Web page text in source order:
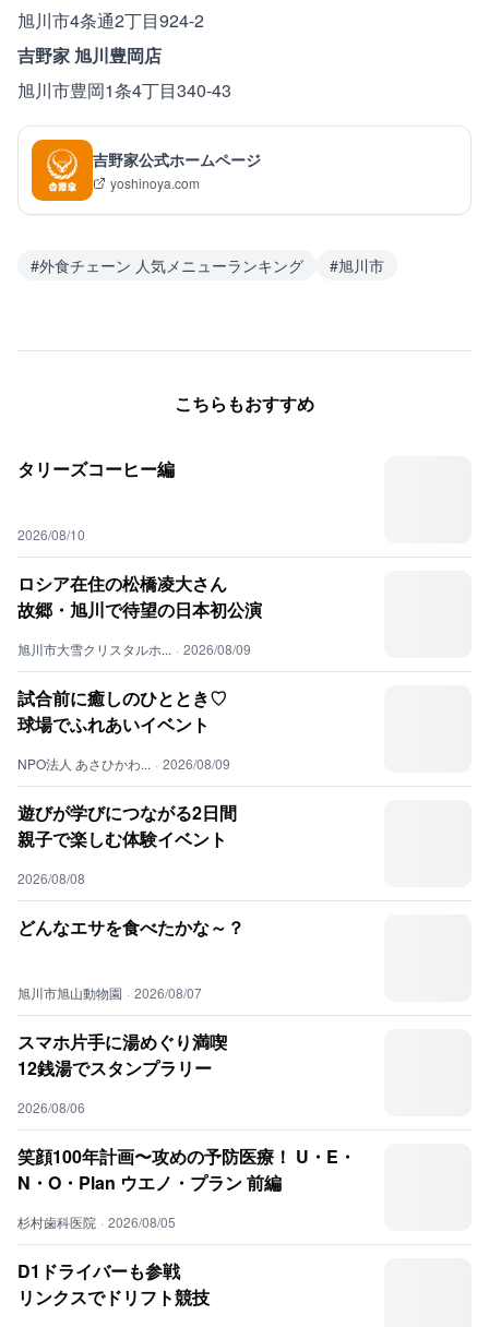
旭川市4条通2丁目924-2
吉野家 旭川豊岡店
旭川市豊岡1条4丁目340-43
吉野家公式ホームページ
yoshinoya.com
#外食チェーン 人気メニューランキング #旭川市
こちらもおすすめ
タリーズコーヒー編
2026/08/10
ロシア在住の松橋凌大さん
故郷・旭川で待望の日本初公演
旭川市大雪クリスタルホ... · 2026/08/09
試合前に癒しのひととき♡
球場でふれあいイベント
NPO法人 あさひかわ... · 2026/08/09
遊びが学びにつながる2日間
親子で楽しむ体験イベント
2026/08/08
どんなエサを食べたかな～？
旭川市旭山動物園 · 2026/08/07
スマホ片手に湯めぐり満喫
12銭湯でスタンプラリー
2026/08/06
笑顔100年計画〜攻めの予防医療！ U・E・
N・O・Plan ウエノ・プラン 前編
杉村歯科医院 · 2026/08/05
D1ドライバーも参戦
リンクスでドリフト競技